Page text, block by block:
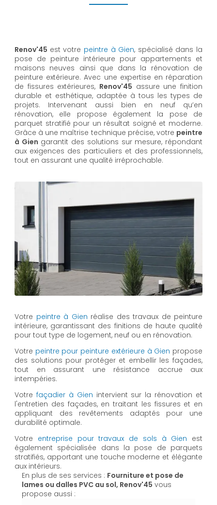
Renov'45 est votre peintre à Gien, spécialisé dans la
pose de peinture intérieure pour appartements et
maisons neuves ainsi que dans la rénovation de
peinture extérieure. Avec une expertise en réparation
de fissures extérieures, Renov'45 assure une finition
durable et esthétique, adaptée à tous les types de
projets. Intervenant aussi bien en neuf qu’en
rénovation, elle propose également la pose de
parquet stratifié pour un résultat soigné et moderne.
Grâce à une maîtrise technique précise, votre peintre
à Gien garantit des solutions sur mesure, répondant
aux exigences des particuliers et des professionnels,
tout en assurant une qualité irréprochable.
Votre peintre à Gien réalise des travaux de peinture
intérieure, garantissant des finitions de haute qualité
pour tout type de logement, neuf ou en rénovation.
Votre peintre pour peinture extérieure à Gien propose
des solutions pour protéger et embellir les façades,
tout en assurant une résistance accrue aux
intempéries.
Votre façadier à Gien intervient sur la rénovation et
l'entretien des façades, en traitant les fissures et en
appliquant des revêtements adaptés pour une
durabilité optimale.
Votre entreprise pour travaux de sols à Gien est
également spécialisée dans la pose de parquets
stratifiés, apportant une touche moderne et élégante
aux intérieurs.
En plus de ses services : Fourniture et pose de
lames ou dalles PVC au sol, Renov'45 vous
propose aussi :